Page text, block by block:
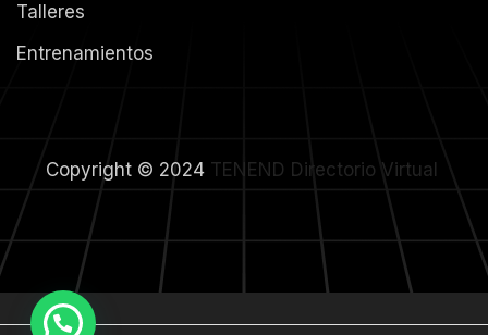
Talleres
Entrenamientos
Copyright © 2024 TENEND Directorio Virtual